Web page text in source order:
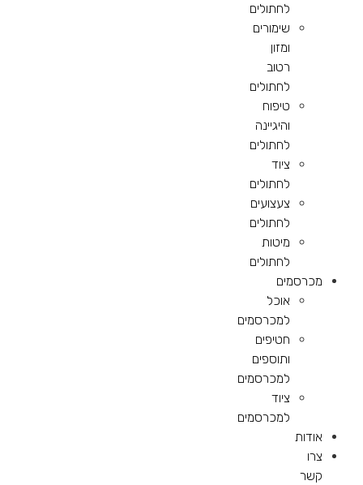
לחתולים
שימורים
ומזון
רטוב
לחתולים
טיפוח
והיגיינה
לחתולים
ציוד
לחתולים
צעצועים
לחתולים
מיטות
לחתולים
מכרסמים
אוכל
למכרסמים
חטיפים
ותוספים
למכרסמים
ציוד
למכרסמים
אודות
צרו
קשר